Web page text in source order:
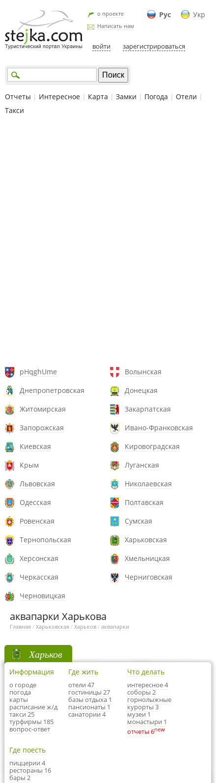
Рус Укр
о проекте
Написать нам
войти зарегистрироваться
Отчеты | Интересное | Карта | Замки | Погода | Отели |
Такси
pHqghUme
Волынская
Днепропетровская
Донецкая
Житомирская
Закарпатская
Запорожская
Ивано-Франковская
Киевская
Кировоградская
Крым
Луганская
Львовская
Николаевская
Одесская
Полтавская
Ровенская
Сумская
Тернопольская
Харьковская
Херсонская
Хмельницкая
Черкасская
Черниговская
Черновицкая
аквапарки Харькова
Главная / Харьковская / Харьков / аквапарки
Харьков
Информация
о городе
погода
карты
расписание ж/д
такси 25
турфирмы 185
вопрос-ответ
Где жить
отели 47
гостиницы 27
базы отдыха 1
пансионаты 1
санатории 4
Что делать
интересное 4
соборы 2
горнолыжные
курорты 3
музеи 1
монастыри 1
отчеты 6new
Где поесть
пиццерии 4
рестораны 16
бары 2